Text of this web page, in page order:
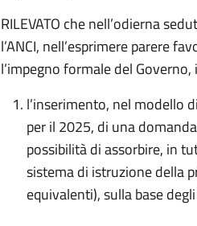
RILEVATO che nell’odierna
l’ANCI, nell’esprimere parere
l’impegno formale del
l’inserimento, nel modello
per il 2025, di una
possibilità di assorbire, in
sistema di istruzione della
equivalenti), sulla base